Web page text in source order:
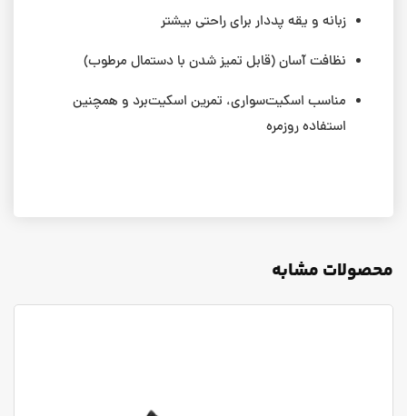
زبانه و یقه پددار برای راحتی بیشتر
نظافت آسان (قابل تمیز شدن با دستمال مرطوب)
مناسب اسکیت‌سواری، تمرین اسکیت‌برد و همچنین
استفاده روزمره
محصولات مشابه